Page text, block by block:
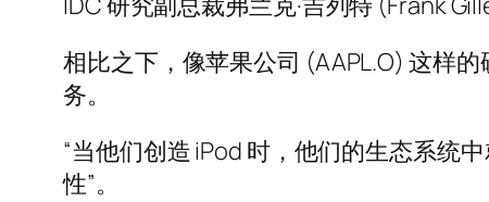
相比之下，像苹果公司 (AAPL.O) 这样
务。
“当他们创造 iPod 时，他们的生态系统
性”。